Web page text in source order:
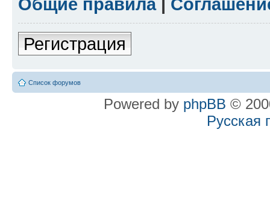
Общие правила|
Регистрация
Список форумов
Powered by phpBB ©
Русская